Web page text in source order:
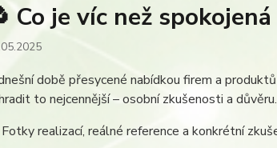
Co je víc než
době přesycené nabídkou firem a
to nejcennější – osobní zkušenosti a důvěru.
realizací, reálné reference a konkrétní